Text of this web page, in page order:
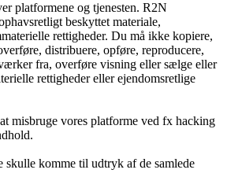
platformene og tjenesten. R2N
beskyttet materiale,
rettigheder. Du må ikke kopiere,
distribuere, opføre, reproducere,
fra, overføre visning eller sælge eller
rettigheder eller ejendomsretlige
misbruge vores platforme ved fx hacking
skulle komme til udtryk af de samlede